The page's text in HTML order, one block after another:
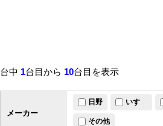
台中 1台目から 10台目を表示
メーカー
日野 いすゞ
その他